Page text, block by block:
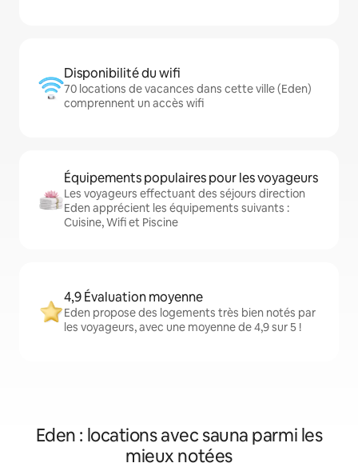
Disponibilité du wifi
70 locations de vacances dans cette ville (Eden)
comprennent un accès wifi
Équipements populaires pour les voyageurs
Les voyageurs effectuant des séjours direction
Eden apprécient les équipements suivants :
Cuisine, Wifi et Piscine
4,9 Évaluation moyenne
Eden propose des logements très bien notés par
les voyageurs, avec une moyenne de 4,9 sur 5 !
Eden : locations avec sauna parmi les
mieux notées